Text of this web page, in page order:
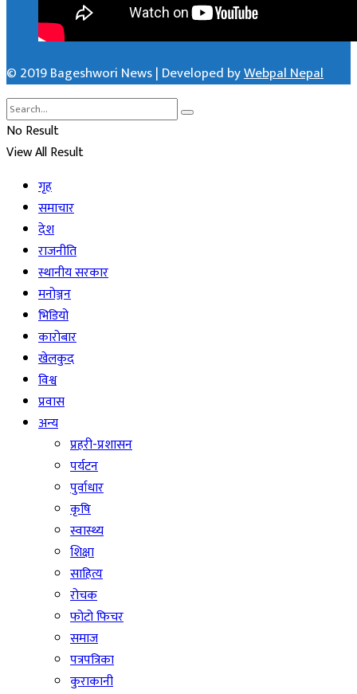
© 2019 Bageshwori News | Developed byWebpal Nepal
No Result
View All Result
गृह
समाचार
देश
राजनीति
स्थानीय सरकार
मनोञ्जन
भिडियो
कारोबार
खेलकुद
विश्व
प्रवास
अन्य
प्रहरी-प्रशासन
पर्यटन
पुर्वाधार
कृषि
स्वास्थ्य
शिक्षा
साहित्य
रोचक
फोटो फिचर
समाज
पत्रपत्रिका
कुराकानी